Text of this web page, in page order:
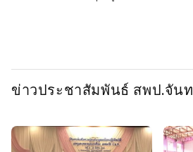
ข่าวประชาสัมพันธ์ สพป.จันท